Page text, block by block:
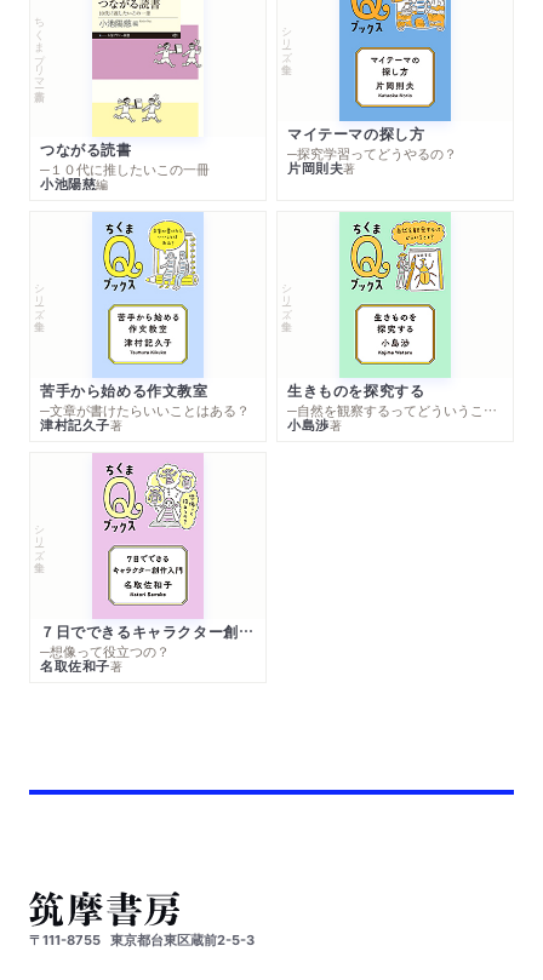
ちくまプリマー新書
つながる読書
─１０代に推したいこの一冊
小池陽慈編
シリーズ・全集
マイテーマの探し方
─探究学習ってどうやるの？
片岡則夫著
シリーズ・全集
苦手から始める作文教室
─文章が書けたらいいことはある？
津村記久子著
シリーズ・全集
生きものを探究する
─自然を観察するってどういうこと？
小島渉著
シリーズ・全集
７日でできるキャラクター創作入門
─想像って役立つの？
名取佐和子著
〒111-8755 東京都台東区蔵前2-5-3